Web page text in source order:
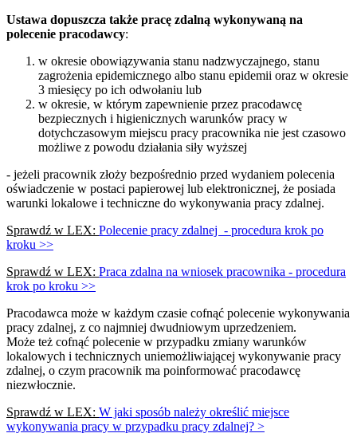
Ustawa dopuszcza także pracę zdalną wykonywaną na
polecenie pracodawcy:
w okresie obowiązywania stanu nadzwyczajnego, stanu
zagrożenia epidemicznego albo stanu epidemii oraz w okresie
3 miesięcy po ich odwołaniu lub
w okresie, w którym zapewnienie przez pracodawcę
bezpiecznych i higienicznych warunków pracy w
dotychczasowym miejscu pracy pracownika nie jest czasowo
możliwe z powodu działania siły wyższej
- jeżeli pracownik złoży bezpośrednio przed wydaniem polecenia
oświadczenie w postaci papierowej lub elektronicznej, że posiada
warunki lokalowe i techniczne do wykonywania pracy zdalnej.
Sprawdź w LEX: Polecenie pracy zdalnej - procedura krok po
kroku >>
Sprawdź w LEX: Praca zdalna na wniosek pracownika - procedura
krok po kroku >>
Pracodawca może w każdym czasie cofnąć polecenie wykonywania
pracy zdalnej, z co najmniej dwudniowym uprzedzeniem.
Może też cofnąć polecenie w przypadku zmiany warunków
lokalowych i technicznych uniemożliwiającej wykonywanie pracy
zdalnej, o czym pracownik ma poinformować pracodawcę
niezwłocznie.
Sprawdź w LEX: W jaki sposób należy określić miejsce
wykonywania pracy w przypadku pracy zdalnej? >